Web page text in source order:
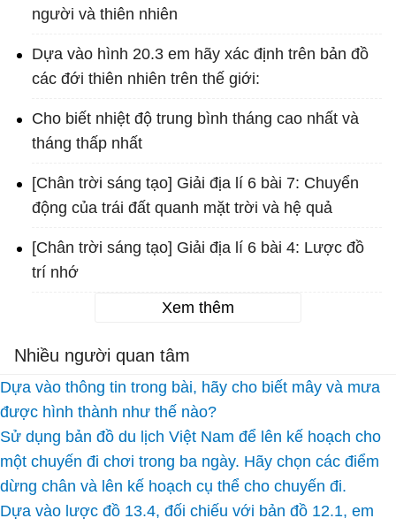
người và thiên nhiên
Dựa vào hình 20.3 em hãy xác định trên bản đồ
các đới thiên nhiên trên thế giới:
Cho biết nhiệt độ trung bình tháng cao nhất và
tháng thấp nhất
[Chân trời sáng tạo] Giải địa lí 6 bài 7: Chuyển
động của trái đất quanh mặt trời và hệ quả
[Chân trời sáng tạo] Giải địa lí 6 bài 4: Lược đồ
trí nhớ
Xem thêm
Nhiều người quan tâm
Dựa vào thông tin trong bài, hãy cho biết mây và mưa
được hình thành như thế nào?
Sử dụng bản đồ du lịch Việt Nam để lên kế hoạch cho
một chuyến đi chơi trong ba ngày. Hãy chọn các điểm
dừng chân và lên kế hoạch cụ thể cho chuyến đi.
Dựa vào lược đồ 13.4, đối chiếu với bản đồ 12.1, em